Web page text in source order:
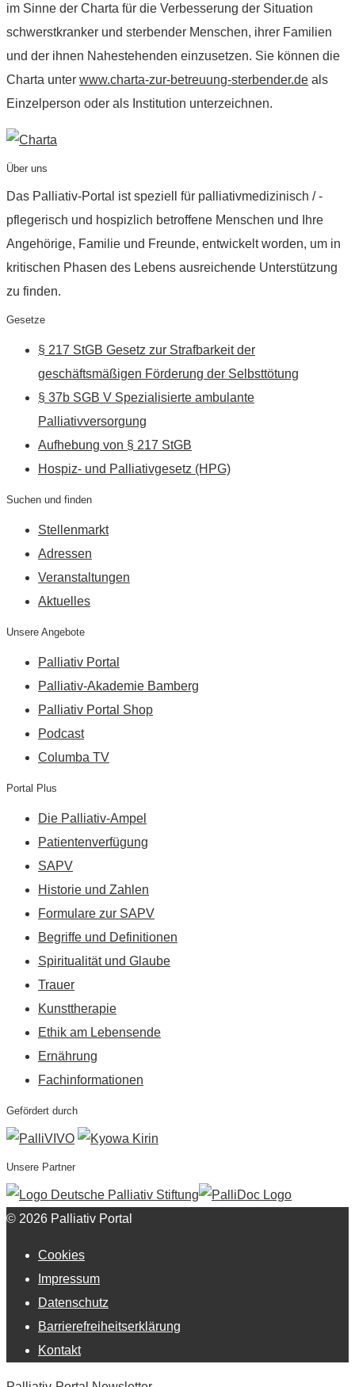
im Sinne der Charta für die Verbesserung der Situation
schwerstkranker und sterbender Menschen, ihrer Familien
und der ihnen Nahestehenden einzusetzen. Sie können die
Charta unter www.charta-zur-betreuung-sterbender.de als
Einzelperson oder als Institution unterzeichnen.
Über uns
Das Palliativ-Portal ist speziell für palliativmedizinisch / -
pflegerisch und hospizlich betroffene Menschen und Ihre
Angehörige, Familie und Freunde, entwickelt worden, um in
kritischen Phasen des Lebens ausreichende Unterstützung
zu finden.
Gesetze
§ 217 StGB Gesetz zur Strafbarkeit der
geschäftsmäßigen Förderung der Selbsttötung
§ 37b SGB V Spezialisierte ambulante
Palliativversorgung
Aufhebung von § 217 StGB
Hospiz- und Palliativgesetz (HPG)
Suchen und finden
Stellenmarkt
Adressen
Veranstaltungen
Aktuelles
Unsere Angebote
Palliativ Portal
Palliativ-Akademie Bamberg
Palliativ Portal Shop
Podcast
Columba TV
Portal Plus
Die Palliativ-Ampel
Patientenverfügung
SAPV
Historie und Zahlen
Formulare zur SAPV
Begriffe und Definitionen
Spiritualität und Glaube
Trauer
Kunsttherapie
Ethik am Lebensende
Ernährung
Fachinformationen
Gefördert durch
Unsere Partner
© 2026 Palliativ Portal
Cookies
Impressum
Datenschutz
Barrierefreiheitserklärung
Kontakt